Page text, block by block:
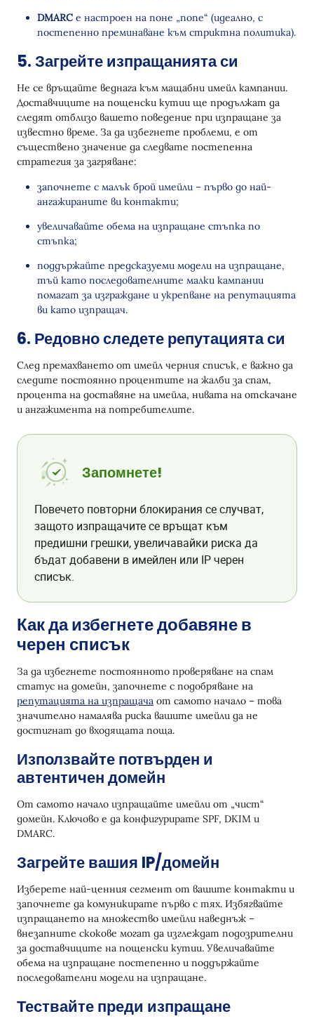
DMARC е настроен на поне „none“ (идеално, с
постепенно преминаване към стриктна политика).
5. Загрейте изпращанията си
Не се връщайте веднага към мащабни имейл кампании.
Доставчиците на пощенски кутии ще продължат да
следят отблизо вашето поведение при изпращане за
известно време. За да избегнете проблеми, е от
съществено значение да следвате постепенна
стратегия за загряване:
започнете с малък брой имейли – първо до най-
ангажираните ви контакти;
увеличавайте обема на изпращане стъпка по
стъпка;
поддържайте предсказуеми модели на изпращане,
тъй като последователните малки кампании
помагат за изграждане и укрепване на репутацията
ви като изпращач.
6. Редовно следете репутацията си
След премахването от имейл черния списък, е важно да
следите постоянно процентите на жалби за спам,
процента на доставяне на имейла, нивата на отскачане
и ангажимента на потребителите.
Запомнете!
Повечето повторни блокирания се случват,
защото изпращачите се връщат към
предишни грешки, увеличавайки риска да
бъдат добавени в имейлен или IP черен
списък.
Как да избегнете добавяне в
черен списък
За да избегнете постоянното проверяване на спам
статус на домейн, започнете с подобряване на
репутацията на изпращача от самото начало – това
значително намалява риска вашите имейли да не
достигнат до входящата поща.
Използвайте потвърден и
автентичен домейн
От самото начало изпращайте имейли от „чист“
домейн. Ключово е да конфигурирате SPF, DKIM и
DMARC.
Загрейте вашия IP/домейн
Изберете най-ценния сегмент от вашите контакти и
започнете да комуникирате първо с тях. Избягвайте
изпращането на множество имейли наведнъж –
внезапните скокове могат да изглеждат подозрителни
за доставчиците на пощенски кутии. Увеличавайте
обема на изпращане постепенно и поддържайте
последователни модели на изпращане.
Тествайте преди изпращане